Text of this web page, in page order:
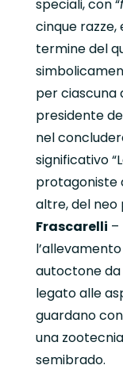
speciali, con “
cinque
termine del
per ciascuna
presidente
nel
significativo
protagoniste
altre, del neo
Frascarelli
autoctone
legato alle
guardano
una
semibrado.